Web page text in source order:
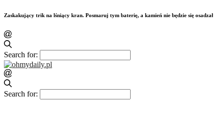
Zaskakujący trik na lśniący kran. Posmaruj tym baterię, a kamień nie będzie się osadzał
Search for:
Search for: